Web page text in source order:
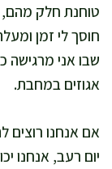
טוחנת חלק מהם,
חוסך לי זמן
שבו אני מרגישה
אגוזים במחבת.
אם אנחנו רוצים
יום רעב, אנחנו